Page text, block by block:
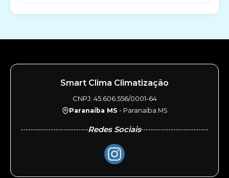
Smart Clima Climatização
CNPJ: 45.606.556/0001-64
Paranaíba MS - Paranaíba MS
Redes Sociais